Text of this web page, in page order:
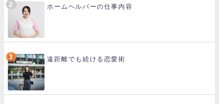
ホームヘルパーの仕事内容
遠距離でも続ける恋愛術